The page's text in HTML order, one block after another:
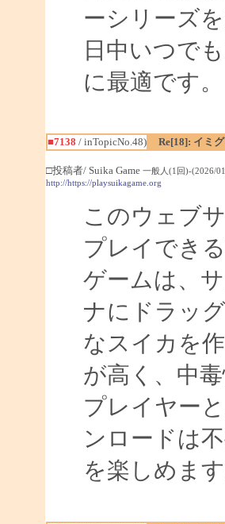
ーシリーズ
日中いつで
に最適です。
■7138 / inTopicNo.48) Re[18]: イミ
□投稿者/ Suika Game 一般人(1回)-(2026/
http://https://playsuikagame.org
このウェブ
プレイでき
ゲームは、
ナにドラッ
なスイカを
が高く、中
プレイヤー
ンロードは
を楽しめます